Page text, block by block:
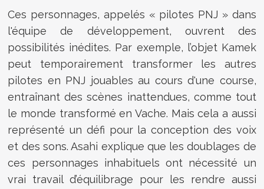
Ces personnages, appelés « pilotes PNJ » dans
l'équipe de développement, ouvrent des
possibilités inédites. Par exemple, l’objet Kamek
peut temporairement transformer les autres
pilotes en PNJ jouables au cours d'une course,
entraînant des scènes inattendues, comme tout
le monde transformé en Vache. Mais cela a aussi
représenté un défi pour la conception des voix
et des sons. Asahi explique que les doublages de
ces personnages inhabituels ont nécessité un
vrai travail d’équilibrage pour les rendre aussi